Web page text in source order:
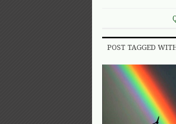
POST TAGGED